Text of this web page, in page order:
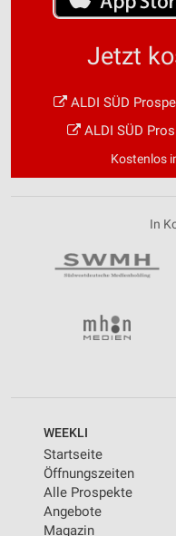
Jetzt
ALDI SÜD
ALDI SÜD
Kostenlos
In
WEEKLI
Startseite
Öffnungszeiten
Alle Prospekte
Angebote
Magazin